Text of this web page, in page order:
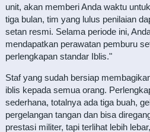
unit, akan memberi Anda waktu
tiga bulan, tim yang lulus penilaian
setan resmi. Selama periode ini,
mendapatkan perawatan pemburu
perlengkapan standar Iblis."
Staf yang sudah bersiap
iblis kepada semua orang.
sederhana, totalnya ada tiga buah,
pergelangan tangan dan bisa
prestasi militer, tapi terlihat lebih